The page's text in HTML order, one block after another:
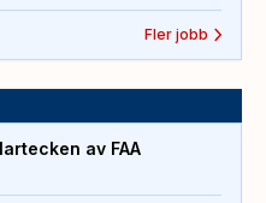
Fler jobb
av FAA